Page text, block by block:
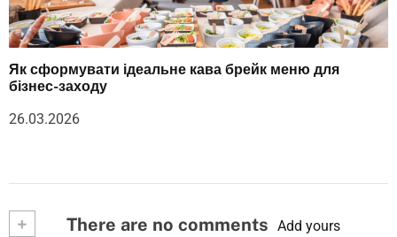
Як сформувати ідеальне кава брейк меню для
бізнес-заходу
26.03.2026
+ There are no comments Add yours